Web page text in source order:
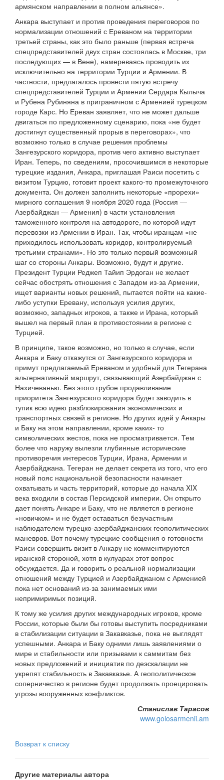
армянском направлении в полном альянсе».
Анкара выступает и против проведения переговоров по
нормализации отношений с Ереваном на территории
третьей страны, как это было раньше (первая встреча
спецпредставителей двух стран состоялась в Москве, три
последующих — в Вене), намереваясь проводить их
исключительно на территории Турции и Армении. В
частности, предлагалось провести пятую встречу
спецпредставителей Турции и Армении Сердара Кылыча
и Рубена Рубиняна в приграничном с Арменией турецком
городе Карс. Но Ереван заявляет, что не может дальше
двигаться по предложенному сценарию, пока «не будет
достигнут существенный прорыв в переговорах», что
возможно только в случае решения проблемы
Зангезурского коридора, против чего активно выступает
Иран. Теперь, по сведениям, просочившимся в некоторые
турецкие издания, Анкара, приглашая Раиси посетить с
визитом Турцию, готовит проект какого-то промежуточного
документа. Он должен заполнить некоторые «прорехи»
мирного соглашения 9 ноября 2020 года (Россия —
Азербайджан — Армения) в части установления
таможенного контроля на автодороге, по которой идут
перевозки из Армении в Иран. Так, чтобы иранцам «не
приходилось использовать коридор, контролируемый
третьими странами». Но это только первый возможный
шаг со стороны Анкары. Возможно, будут и другие.
Президент Турции Реджеп Тайип Эрдоган не желает
сейчас обострять отношения с Западом из-за Армении,
ищет варианты новых решений, пытается пойти на какие-
либо уступки Еревану, используя усилия других,
возможно, западных игроков, а также и Ирана, который
вышел на первый план в противостоянии в регионе с
Турцией.
В принципе, такое возможно, но только в случае, если
Анкара и Баку откажутся от Зангезурского коридора и
примут предлагаемый Ереваном и удобный для Тегерана
альтернативный маршрут, связывающий Азербайджан с
Нахичеванью. Без этого грубое продавливание
приоритета Зангезурского коридора будет заводить в
тупик всю идею разблокирования экономических и
транспортных связей в регионе. Но других идей у Анкары
и Баку на этом направлении, кроме каких- то
символических жестов, пока не просматривается. Тем
более что наружу вылезли глубинные исторические
противоречия интересов Турции, Ирана, Армении и
Азербайджана. Тегеран не делает секрета из того, что его
новый пояс национальной безопасности начинает
охватывать и часть территорий, которые до начала XIX
века входили в состав Персидской империи. Он открыто
дает понять Анкаре и Баку, что не является в регионе
«новичком» и не будет оставаться безучастным
наблюдателем турецко-азербайджанских геополитических
маневров. Вот почему турецкие сообщения о готовности
Раиси совершить визит в Анкару не комментируются
иранской стороной, хотя в кулуарах этот вопрос
обсуждается. Да и говорить о реальной нормализации
отношений между Турцией и Азербайджаном с Арменией
пока нет оснований из-за занимаемых ими
непримиримых позиций.
К тому же усилия других международных игроков, кроме
России, которые были бы готовы выступить посредниками
в стабилизации ситуации в Закавказье, пока не выглядят
успешными. Анкара и Баку одними лишь заявлениями о
мире и стабильности или призывами к саммитам без
новых предложений и инициатив по деэскалации не
укрепят стабильность в Закавказье. А геополитическое
соперничество в регионе будет продолжать проецировать
угрозы вооруженных конфликтов.
Станислав Тарасов
www.golosarmenii.am
Возврат к списку
Другие материалы автора